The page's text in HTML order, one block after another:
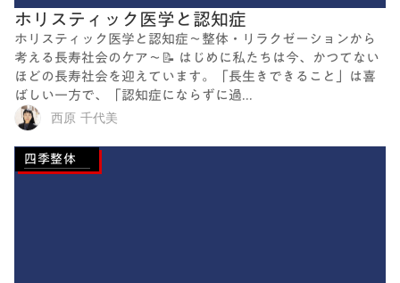
ホリスティック医学と認知症
ホリスティック医学と認知症～整体・リラクゼーションから
考える長寿社会のケア～📝 はじめに私たちは今、かつてない
ほどの長寿社会を迎えています。「長生きできること」は喜
ばしい一方で、「認知症にならずに過...
西原 千代美
四季整体